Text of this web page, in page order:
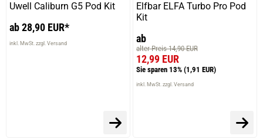
Uwell Caliburn G5 Pod Kit
ab 28,90 EUR*
inkl. MwSt. zzgl. Versand
Elfbar ELFA Turbo Pro Pod
Kit
ab
alter Preis 14,90 EUR
12,99 EUR
Sie sparen 13% (1,91 EUR)
inkl. MwSt. zzgl. Versand